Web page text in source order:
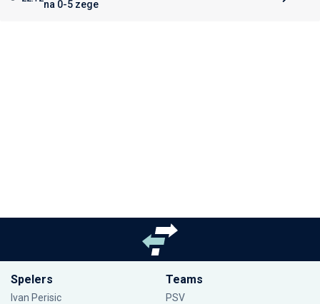
na 0-5 zege
Spelers
Ivan Perisic
Teams
PSV